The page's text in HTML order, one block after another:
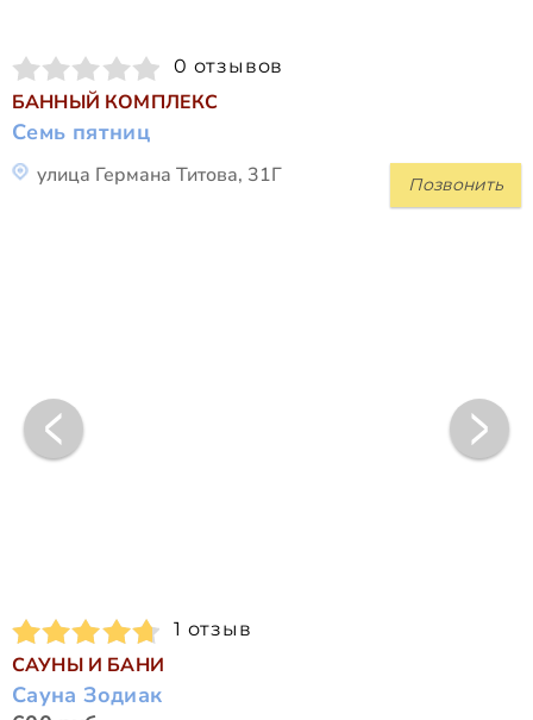
0 отзывов
БАННЫЙ КОМПЛЕКС
Семь пятниц
Позвонить
улица Германа Титова, 31Г
1 отзыв
САУНЫ И БАНИ
Сауна Зодиак